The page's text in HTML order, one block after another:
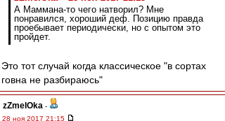
А Маммана-то чего натворил? Мне
понравился, хороший деф. Позицию правда
проебывает периодически, но с опытом это
пройдет.
Это тот случай когда классическое "в сортах
говна не разбираюсь"
zZmeIOka -
28 ноя 2017 21:15